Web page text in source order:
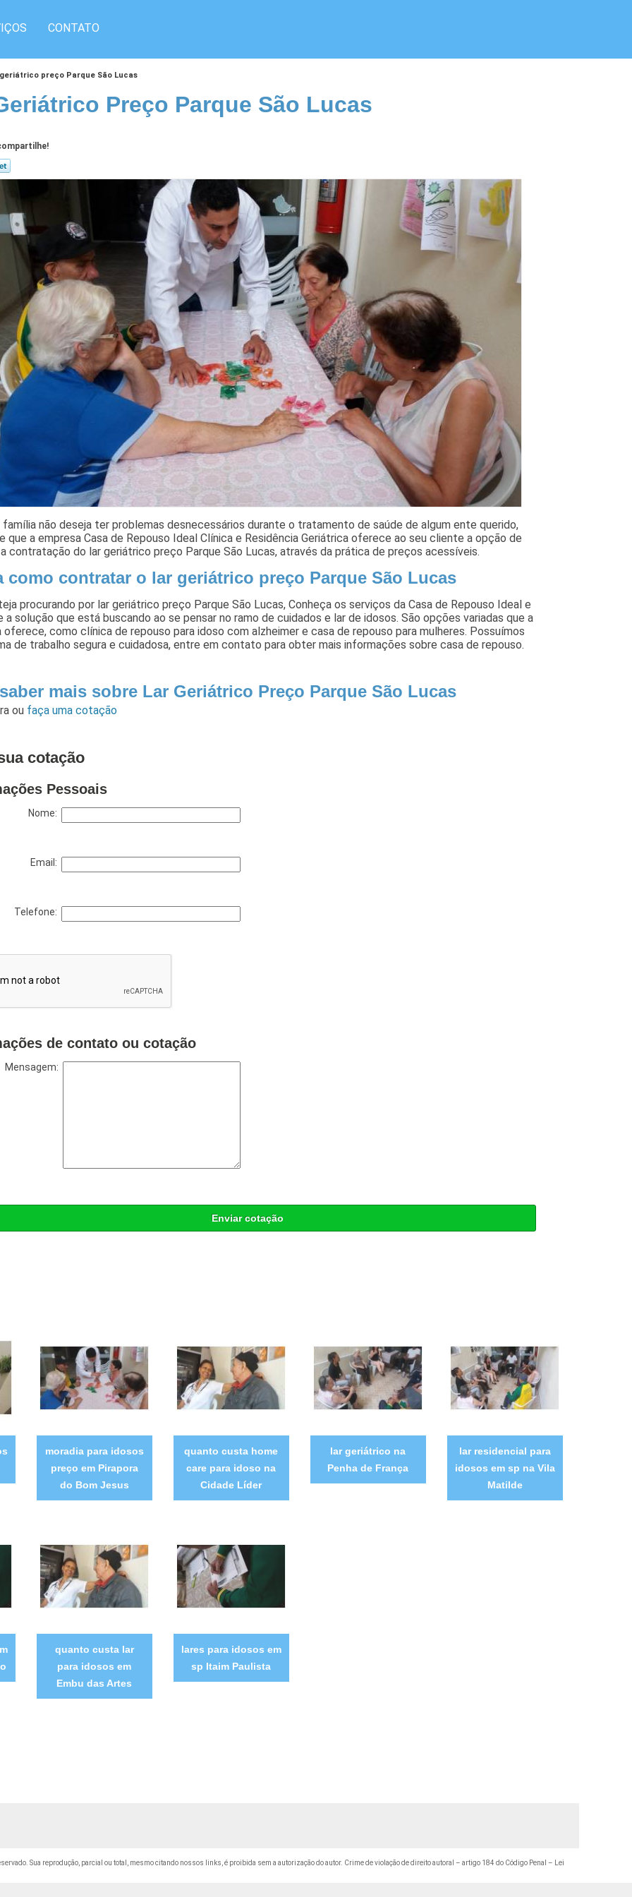
CONTATO
preço Parque São Lucas
Preço Parque São Lucas
família não deseja ter problemas desnecessários durante o tratamento de saúde de algum ente querido,
que a empresa Casa de Repouso Ideal Clínica e Residência Geriátrica oferece ao seu cliente a opção de
contratação do lar geriátrico preço Parque São Lucas, através da prática de preços acessíveis.
como contratar o lar geriátrico preço Parque São Lucas
procurando por lar geriátrico preço Parque São Lucas, Conheça os serviços da Casa de Repouso Ideal e
a solução que está buscando ao se pensar no ramo de cuidados e lar de idosos. São opções variadas que a
oferece, como clínica de repouso para idoso com alzheimer e casa de repouso para mulheres. Possuímos
de trabalho segura e cuidadosa, entre em contato para obter mais informações sobre casa de repouso.
mais sobre Lar Geriátrico Preço Parque São Lucas
ou faça uma cotação
cotação
Pessoais
Nome:
Email:
Telefone:
de contato ou cotação
Mensagem:
Enviar cotação
moradia para idosos
preço em Pirapora
do Bom Jesus
quanto custa home
care para idoso na
Cidade Líder
lar geriátrico na
Penha de França
lar residencial para
idosos em sp na Vila
Matilde
quanto custa lar
para idosos em
Embu das Artes
lares para idosos em
sp Itaim Paulista
Sua reprodução, parcial ou total, mesmo citando nossos links, é proibida sem a autorização do autor. Crime de violação de direito autoral – artigo 184 do Código Penal –
Lei